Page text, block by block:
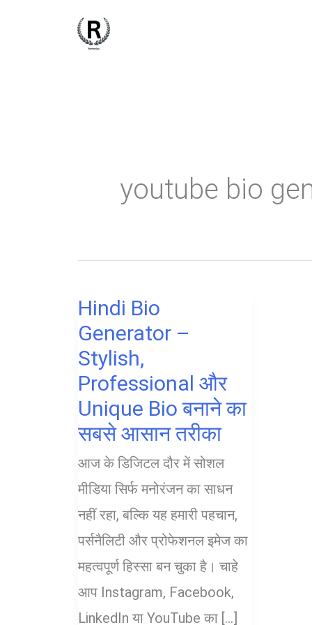
youtube bio
Hindi Bio
Generator –
Stylish,
Professional और
Unique Bio बनाने का
सबसे आसान तरीका
आज के डिजिटल दौर में सोशल
मीडिया सिर्फ मनोरंजन का साधन
नहीं रहा, बल्कि यह हमारी पहचान,
पर्सनैलिटी और प्रोफेशनल इमेज का
महत्वपूर्ण हिस्सा बन चुका है। चाहे
आप Instagram, Facebook,
LinkedIn या YouTube का […]